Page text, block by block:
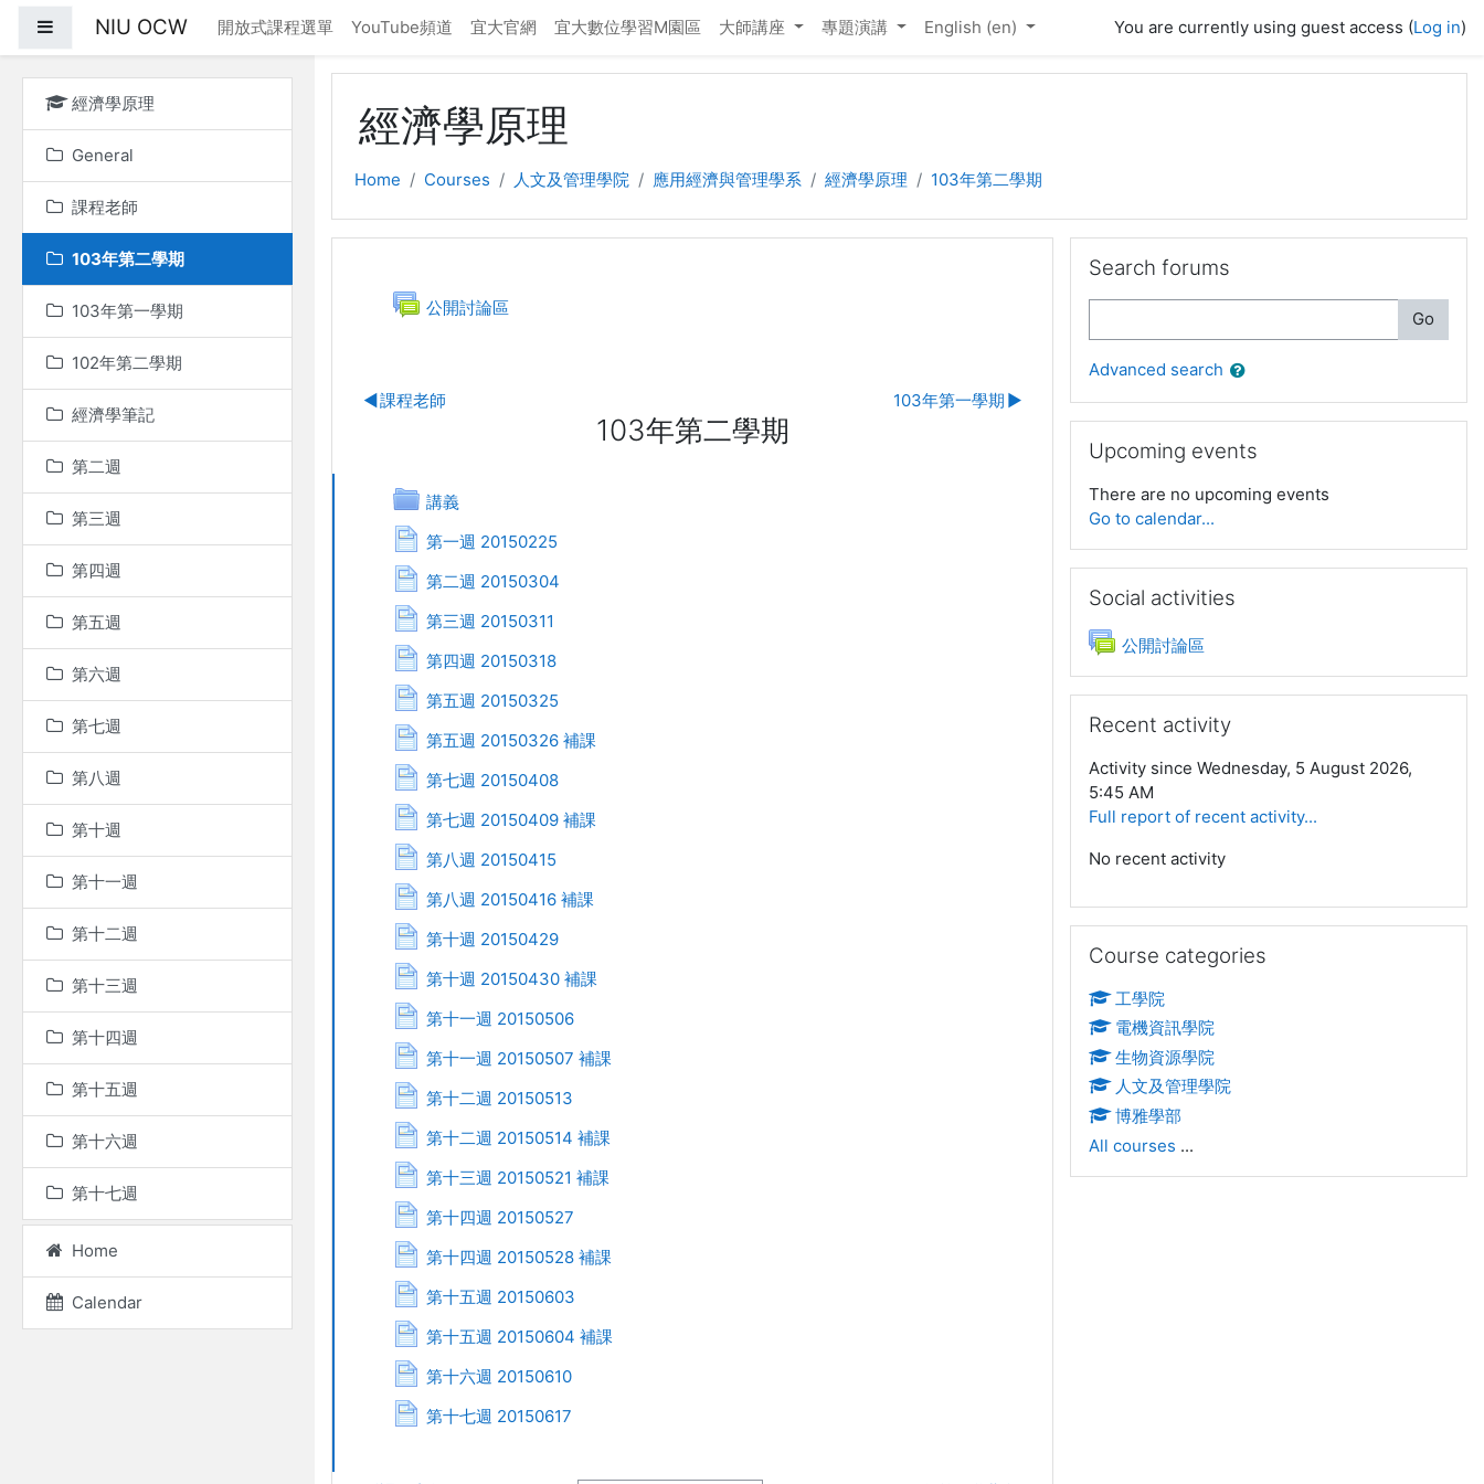
Side panelNIU OCW 開放式課程選單 YouTube頻道 宜大官網 宜大數位學習M園區 大師講座 專題演講 English ‎(en)‎ You are currently using guest access (Log in)
經濟學原理
General
課程老師
103年第二學期
103年第一學期
102年第二學期
經濟學筆記
第二週
第三週
第四週
第五週
第六週
第七週
第八週
第十週
第十一週
第十二週
第十三週
第十四週
第十五週
第十六週
第十七週
Home
Calendar
經濟學原理
Home Courses 人文及管理學院 應用經濟與管理學系 經濟學原理 103年第二學期
General公開討論區
Forum
◀︎課程老師 103年第一學期 ▶︎
103年第二學期
This topic
103年第二學期
講義
Folder
第一週 20150225
Page
第二週 20150304
Page
第三週 20150311
Page
第四週 20150318
Page
第五週 20150325
Page
第五週 20150326 補課
Page
第七週 20150408
Page
第七週 20150409 補課
Page
第八週 20150415
Page
第八週 20150416 補課
Page
第十週 20150429
Page
第十週 20150430 補課
Page
第十一週 20150506
Page
第十一週 20150507 補課
Page
第十二週 20150513
Page
第十二週 20150514 補課
Page
第十三週 20150521 補課
Page
第十四週 20150527
Page
第十四週 20150528 補課
Page
第十五週 20150603
Page
第十五週 20150604 補課
Page
第十六週 20150610
Page
第十七週 20150617
Page
Search forums
Search
Go
Advanced search
Upcoming events
There are no upcoming events
Go to calendar...
Social activities
公開討論區
Recent activity
Activity since Wednesday, 5 August 2026,
5:45 AM
Full report of recent activity...
No recent activity
Course categories
工學院
電機資訊學院
生物資源學院
人文及管理學院
博雅學部
All courses ...